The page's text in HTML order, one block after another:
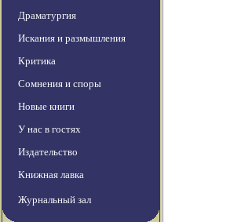
Драматургия
Искания и размышления
Критика
Сомнения и споры
Новые книги
У нас в гостях
Издательство
Книжная лавка
Журнальный зал